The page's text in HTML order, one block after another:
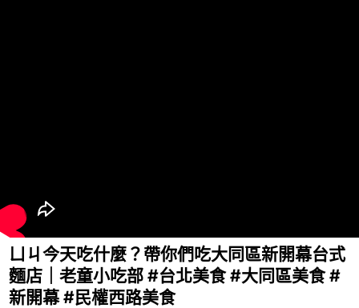
ㄩㄐ今天吃什麼？帶你們吃大同區新開幕台式
麵店｜老童小吃部 #台北美食 #大同區美食 #
新開幕 #民權西路美食